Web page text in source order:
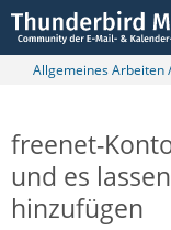
Allgemeines Arbeiten
freenet-
und es
hinzufügen